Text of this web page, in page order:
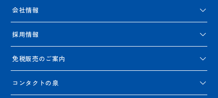
会社情報
採用情報
免税販売のご案内
コンタクトの泉